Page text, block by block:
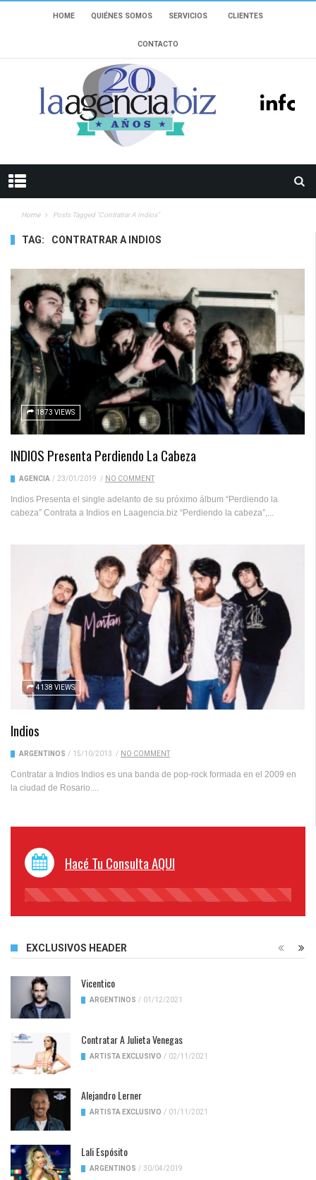
HOME QUIÉNES SOMOS SERVICIOS CLIENTES
CONTACTO
Home Posts Tagged "Contratrar A Indios"
TAG: CONTRATRAR A INDIOS
1873 VIEWS
INDIOS Presenta Perdiendo La Cabeza
AGENCIA / 23/01/2019 / NO COMMENT
Indios Presenta el single adelanto de su próximo álbum “Perdiendo la
cabeza” Contrata a Indios en Laagencia.biz “Perdiendo la cabeza”,...
4138 VIEWS
Indios
ARGENTINOS / 15/10/2013 / NO COMMENT
Contratar a Indios Indios es una banda de pop-rock formada en el 2009 en
la ciudad de Rosario....
Hacé Tu Consulta AQUI
45%
EXCLUSIVOS HEADER
Vicentico
ARGENTINOS / 01/12/2021
Contratar A Julieta Venegas
ARTISTA EXCLUSIVO / 02/11/2021
Alejandro Lerner
ARTISTA EXCLUSIVO / 01/11/2021
Lali Espósito
ARGENTINOS / 30/04/2019